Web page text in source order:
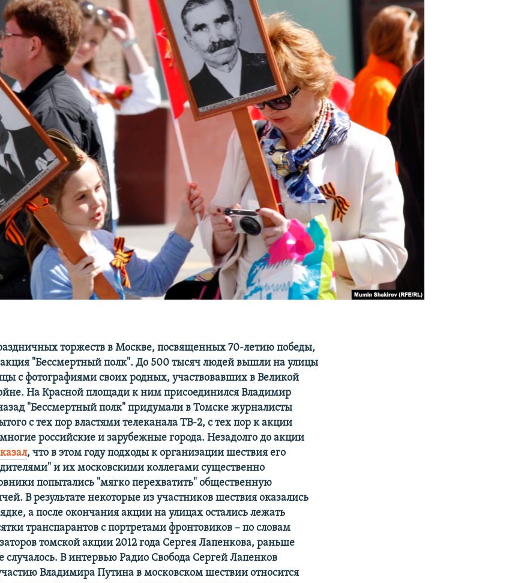
торжеств в Москве, посвященных 70-летию победы,
акция "Бессмертный полк". До 500 тысяч людей вышли на улицы
с фотографиями своих родных, участвовавших в Великой
На Красной площади к ним присоединился Владимир
"Бессмертный полк" придумали в Томске журналисты
с тех пор властями телеканала ТВ-2, с тех пор к акции
российские и зарубежные города. Незадолго до акции
, что в этом году подходы к организации шествия его
и их московскими коллегами существенно
попытались "мягко перехватить" общественную
В результате некоторые из участников шествия оказались
а после окончания акции на улицах остались лежать
транспарантов с портретами фронтовиков – по словам
томской акции 2012 года Сергея Лапенкова, раньше
случалось. В интервью Радио Свобода Сергей Лапенков
Владимира Путина в московском шествии относится